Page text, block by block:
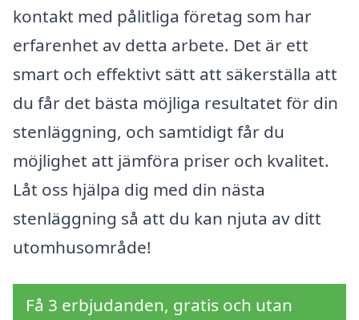
kontakt med pålitliga företag som har
erfarenhet av detta arbete. Det är ett
smart och effektivt sätt att säkerställa att
du får det bästa möjliga resultatet för din
stenläggning, och samtidigt får du
möjlighet att jämföra priser och kvalitet.
Låt oss hjälpa dig med din nästa
stenläggning så att du kan njuta av ditt
utomhusområde!
Få 3 erbjudanden, gratis och utan